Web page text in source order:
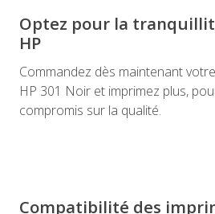
Optez pour la
HP
Commandez dès maintenant
HP 301 Noir et imprimez plus,
compromis sur la qualité.
Compatibilité des